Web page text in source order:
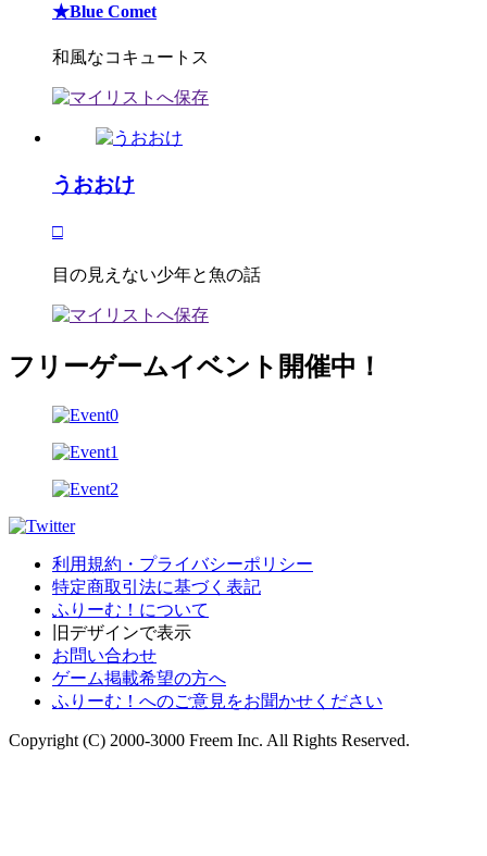
★Blue Comet
和風なコキュートス
うおおけ
□
目の見えない少年と魚の話
フリーゲームイベント開催中！
利用規約・プライバシーポリシー
特定商取引法に基づく表記
ふりーむ！について
旧デザインで表示
お問い合わせ
ゲーム掲載希望の方へ
ふりーむ！へのご意見をお聞かせください
Copyright (C) 2000-3000 Freem Inc. All Rights Reserved.